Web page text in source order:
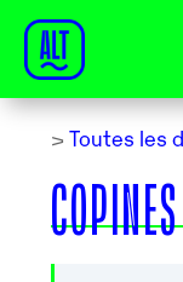
> Toutes les